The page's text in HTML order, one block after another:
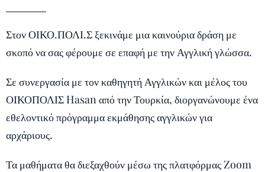
Στον ΟΙΚΟ.ΠΟΛΙ.Σ ξεκινάμε μια καινούρια δράση με
σκοπό να σας φέρουμε σε επαφή με την Αγγλική γλώσσα.
Σε συνεργασία με τον καθηγητή Αγγλικών και μέλος του
ΟΙΚΟΠΟΛΙΣ Hasan από την Τουρκία, διοργανώνουμε ένα
εθελοντικό πρόγραμμα εκμάθησης αγγλικών για
αρχάριους.
Τα μαθήματα θα διεξαχθούν μέσω της πλατφόρμας Zoom